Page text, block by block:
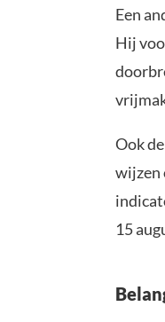
Een
Hij
Ook
wijzen
15